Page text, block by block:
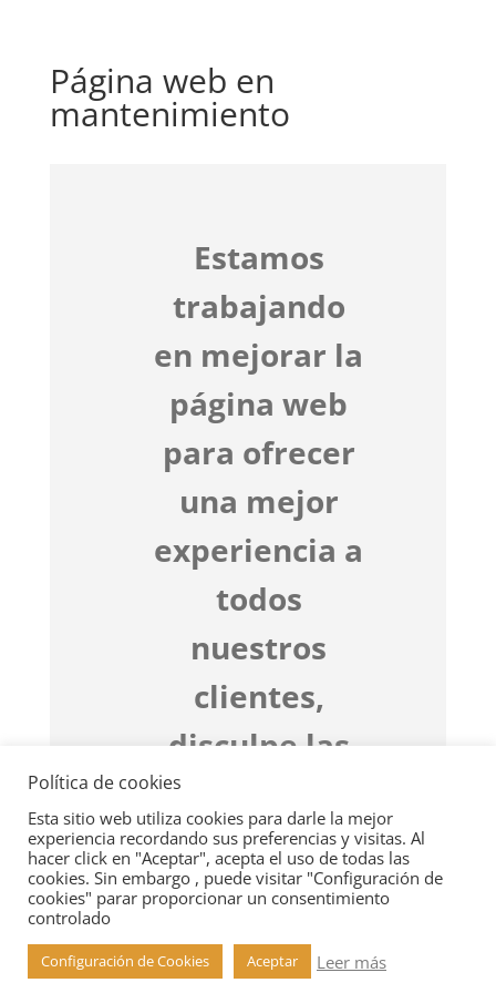
Página web en
mantenimiento
Estamos
trabajando
en mejorar la
página web
para ofrecer
una mejor
experiencia a
todos
nuestros
clientes,
disculpe las
El equipo Forniés & Guelbenzu
Abogados
Puede ponerse en contacto con nosotros
Política de cookies
Esta sitio web utiliza cookies para darle la mejor
experiencia recordando sus preferencias y visitas. Al
hacer click en "Aceptar", acepta el uso de todas las
cookies. Sin embargo , puede visitar "Configuración de
cookies" parar proporcionar un consentimiento
controlado
Configuración de Cookies Aceptar Leer más